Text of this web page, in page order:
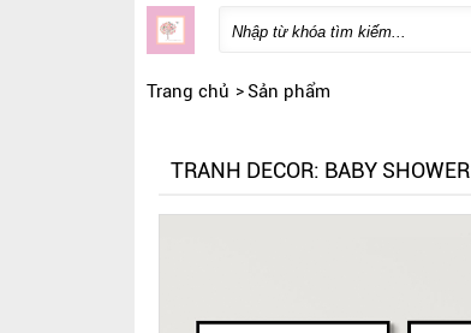
Trang chủ Sản phẩm
TRANH DECOR: BABY SHOWER